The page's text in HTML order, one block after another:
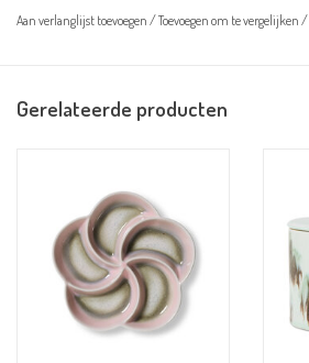
Materiaal: aardewerk
Aan verlanglijst toevoegen /Toevoegen om te vergelijken /
Gerelateerde producten